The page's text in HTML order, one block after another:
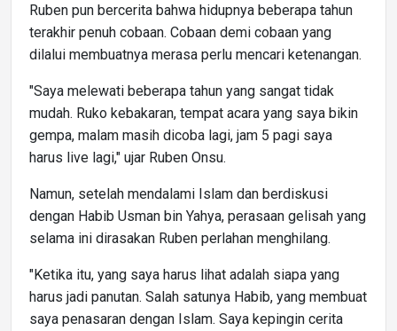
Ruben pun bercerita bahwa hidupnya beberapa tahun
terakhir penuh cobaan. Cobaan demi cobaan yang
dilalui membuatnya merasa perlu mencari ketenangan.
"Saya melewati beberapa tahun yang sangat tidak
mudah. Ruko kebakaran, tempat acara yang saya bikin
gempa, malam masih dicoba lagi, jam 5 pagi saya
harus live lagi," ujar Ruben Onsu.
Namun, setelah mendalami Islam dan berdiskusi
dengan Habib Usman bin Yahya, perasaan gelisah yang
selama ini dirasakan Ruben perlahan menghilang.
"Ketika itu, yang saya harus lihat adalah siapa yang
harus jadi panutan. Salah satunya Habib, yang membuat
saya penasaran dengan Islam. Saya kepingin cerita